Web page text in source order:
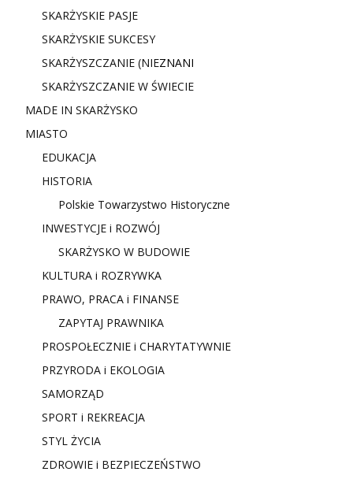
SKARŻYSKIE PASJE
SKARŻYSKIE SUKCESY
SKARŻYSZCZANIE (NIEZNANI
SKARŻYSZCZANIE W ŚWIECIE
MADE IN SKARŻYSKO
MIASTO
EDUKACJA
HISTORIA
Polskie Towarzystwo Historyczne
INWESTYCJE i ROZWÓJ
SKARŻYSKO W BUDOWIE
KULTURA i ROZRYWKA
PRAWO, PRACA i FINANSE
ZAPYTAJ PRAWNIKA
PROSPOŁECZNIE i CHARYTATYWNIE
PRZYRODA i EKOLOGIA
SAMORZĄD
SPORT i REKREACJA
STYL ŻYCIA
ZDROWIE i BEZPIECZEŃSTWO